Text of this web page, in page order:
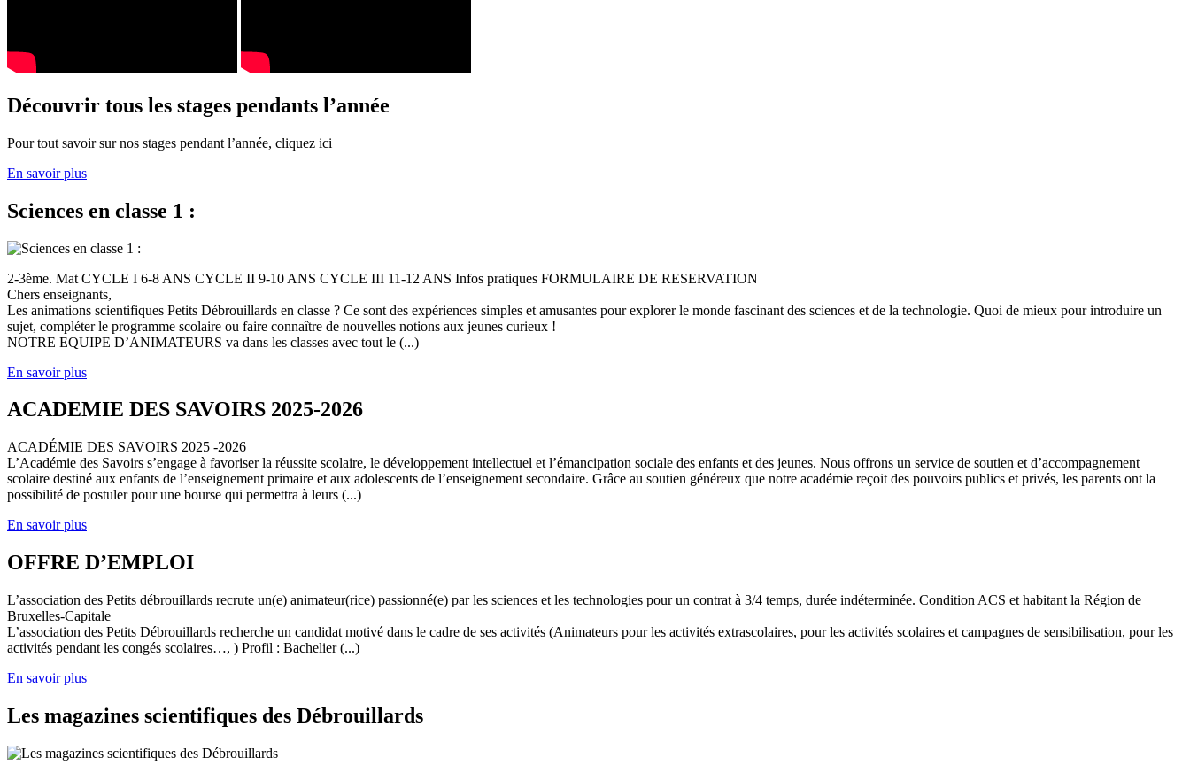
Découvrir tous les stages pendants l’année
Pour tout savoir sur nos stages pendant l’année, cliquez ici
En savoir plus
Sciences en classe 1 :
2-3ème. Mat CYCLE I 6-8 ANS CYCLE II 9-10 ANS CYCLE III 11-12 ANS Infos pratiques FORMULAIRE DE RESERVATION
Chers enseignants,
Les animations scientifiques Petits Débrouillards en classe ? Ce sont des expériences simples et amusantes pour explorer le monde fascinant des sciences et de la technologie. Quoi de mieux pour introduire un
sujet, compléter le programme scolaire ou faire connaître de nouvelles notions aux jeunes curieux !
NOTRE EQUIPE D’ANIMATEURS va dans les classes avec tout le (...)
En savoir plus
ACADEMIE DES SAVOIRS 2025-2026
ACADÉMIE DES SAVOIRS 2025 -2026
L’Académie des Savoirs s’engage à favoriser la réussite scolaire, le développement intellectuel et l’émancipation sociale des enfants et des jeunes. Nous offrons un service de soutien et d’accompagnement
scolaire destiné aux enfants de l’enseignement primaire et aux adolescents de l’enseignement secondaire. Grâce au soutien généreux que notre académie reçoit des pouvoirs publics et privés, les parents ont la
possibilité de postuler pour une bourse qui permettra à leurs (...)
En savoir plus
OFFRE D’EMPLOI
L’association des Petits débrouillards recrute un(e) animateur(rice) passionné(e) par les sciences et les technologies pour un contrat à 3/4 temps, durée indéterminée. Condition ACS et habitant la Région de
Bruxelles-Capitale
L’association des Petits Débrouillards recherche un candidat motivé dans le cadre de ses activités (Animateurs pour les activités extrascolaires, pour les activités scolaires et campagnes de sensibilisation, pour les
activités pendant les congés scolaires…, ) Profil : Bachelier (...)
En savoir plus
Les magazines scientifiques des Débrouillards